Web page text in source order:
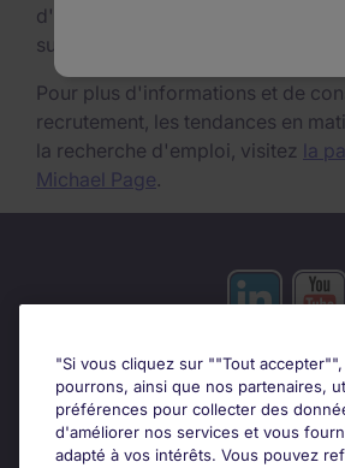
d'experts sur notre site web,
sujets et tendances du marché de
Pour plus d'informations et de
recrutement, les tendances en
la recherche d'emploi, visitez la
Michael Page.
Liens utiles
Prix
"Si vous cliquez sur ""Tout
pourrons, ainsi que nos partenaires,
préférences pour collecter des
d'améliorer nos services et vous
adapté à vos intérêts. Vous pouvez